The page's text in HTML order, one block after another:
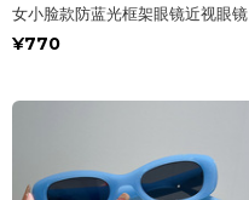
女小脸款防蓝光框架眼镜近视眼镜
¥770